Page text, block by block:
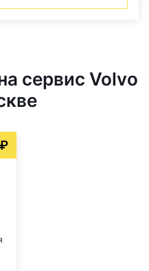
сервис Volvo